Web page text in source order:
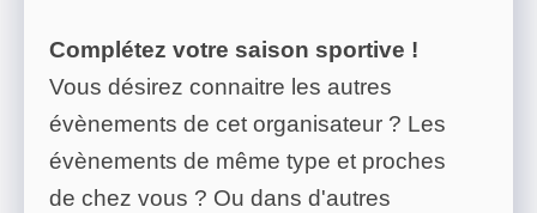
Complétez votre saison sportive !
Vous désirez connaitre les autres
évènements de cet organisateur ? Les
évènements de même type et proches
de chez vous ? Ou dans d'autres